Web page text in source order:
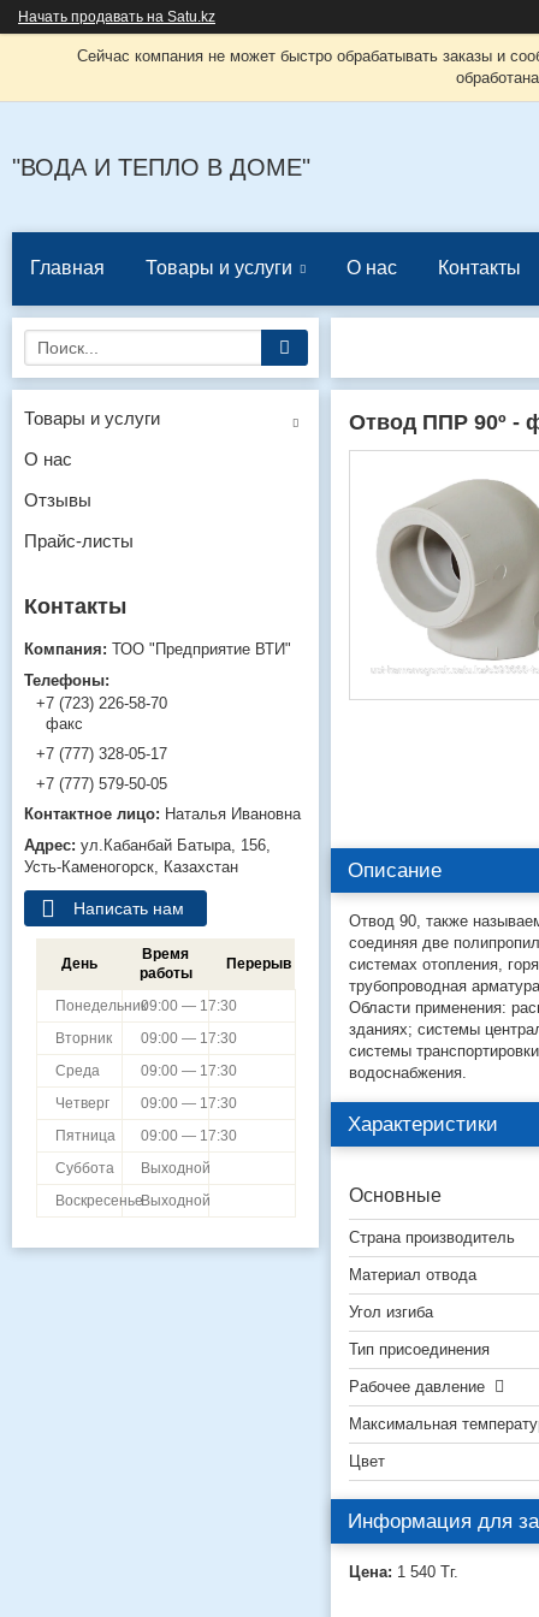
Начать продавать на Satu.kz
Сейчас компания не может быстро обрабатывать заказы и
"ВОДА И ТЕПЛО В ДОМЕ"
Главная Товары и услуги О нас Контакты
Отвод ППР 90º -
Описание
Отвод 90, также
соединяя две
системах отопления,
трубопроводная
Области применения:
зданиях; системы
системы
водоснабжения.
Характеристики
Основные
Страна производитель
Материал отвода
Угол изгиба
Тип присоединения
Рабочее давление
Максимальная
Цвет
Информация для
Цена: 1 540 Тг.
Товары и услуги
О нас
Отзывы
Прайс-листы
ТОО "Предприятие ВТИ"
+7 (723) 226-58-70
факс
+7 (777) 328-05-17
+7 (777) 579-50-05
Наталья Ивановна
ул.Кабанбай Батыра, 156,
Усть-Каменогорск, Казахстан
Написать нам
День
Время
работы
Перерыв
Понедельник09:00 — 17:30
Вторник
09:00 — 17:30
Среда
09:00 — 17:30
Четверг
09:00 — 17:30
Пятница
09:00 — 17:30
Суббота
Выходной
ВоскресеньеВыходной